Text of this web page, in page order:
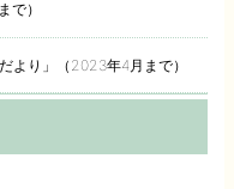
で）
より」（2023年4月まで）